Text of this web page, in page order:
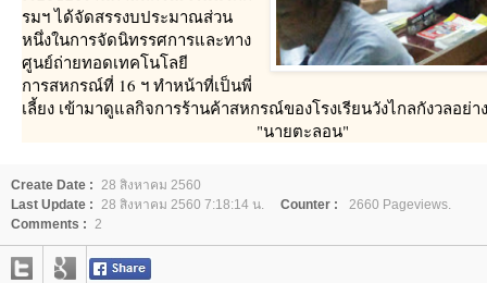
รมฯ ได้จัดสรรงบประมาณส่วน
หนึ่งในการจัดนิทรรศการและทาง
ศูนย์ถ่ายทอดเทคโนโลยี
การสหกรณ์ที่ 16 ฯ ทำหน้าที่เป็นพี่
เลี้ยง เข้ามาดูแลกิจการร้านค้าสหกรณ์ของโรงเรียนวังไกลกังวลอย่
"นายตะลอน"
Create Date : 28 สิงหาคม 2560
Last Update : 28 สิงหาคม 2560 7:18:14 น. Counter :
2660 Pageviews.
Comments : 2